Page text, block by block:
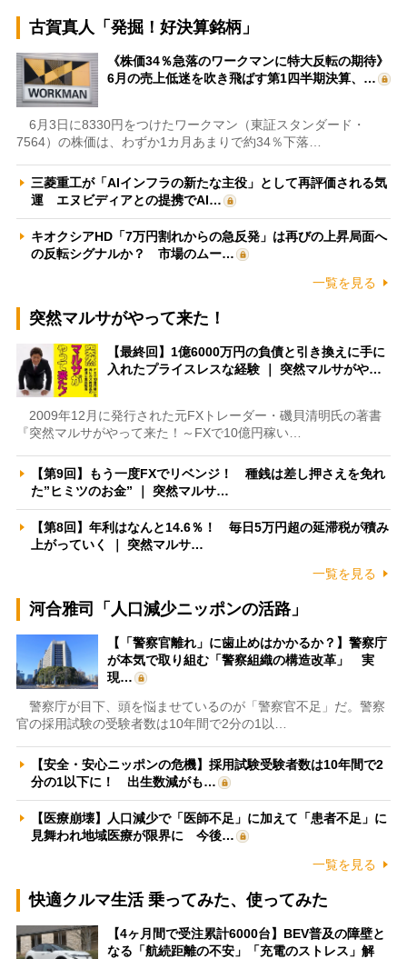
古賀真人「発掘！好決算銘柄」
《株価34％急落のワークマンに特大反転の期待》
6月の売上低迷を吹き飛ばす第1四半期決算、…
6月3日に8330円をつけたワークマン（東証スタンダード・
7564）の株価は、わずか1カ月あまりで約34％下落…
三菱重工が「AIインフラの新たな主役」として再評価される気
運 エヌビディアとの提携でAI…
キオクシアHD「7万円割れからの急反発」は再びの上昇局面へ
の反転シグナルか？ 市場のムー…
一覧を見る
突然マルサがやって来た！
【最終回】1億6000万円の負債と引き換えに手に
入れたプライスレスな経験 ｜ 突然マルサがや…
2009年12月に発行された元FXトレーダー・磯貝清明氏の著書
『突然マルサがやって来た！～FXで10億円稼い…
【第9回】もう一度FXでリベンジ！ 種銭は差し押さえを免れ
た”ヒミツのお金” ｜ 突然マルサ…
【第8回】年利はなんと14.6％！ 毎日5万円超の延滞税が積み
上がっていく ｜ 突然マルサ…
一覧を見る
河合雅司「人口減少ニッポンの活路」
【「警察官離れ」に歯止めはかかるか？】警察庁
が本気で取り組む「警察組織の構造改革」 実
現…
警察庁が目下、頭を悩ませているのが「警察官不足」だ。警察
官の採用試験の受験者数は10年間で2分の1以…
【安全・安心ニッポンの危機】採用試験受験者数は10年間で2
分の1以下に！ 出生数減がも…
【医療崩壊】人口減少で「医師不足」に加えて「患者不足」に
見舞われ地域医療が限界に 今後…
一覧を見る
快適クルマ生活 乗ってみた、使ってみた
【4ヶ月間で受注累計6000台】BEV普及の障壁と
なる「航続距離の不安」「充電のストレス」解